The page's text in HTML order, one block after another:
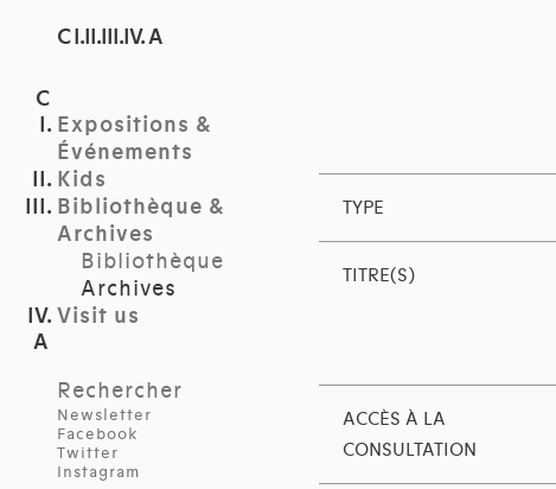
C I.II.III.IV. A
Expositions &
Événements
Kids
Bibliothèque &
Archives
Bibliothèque
Archives
Visit us
Rechercher
Newsletter
Facebook
Twitter
Instagram
TYPE
TITRE(S)
ACCÈS À LA
CONSULTATION